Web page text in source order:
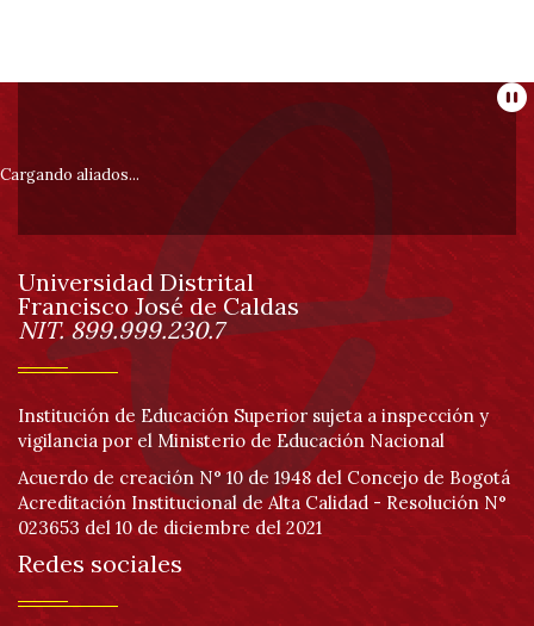
Información
pie
de
página
Cargando aliados...
Información
Universidad Distrital
Francisco José de Caldas
NIT. 899.999.230.7
Institución de Educación Superior sujeta a inspección y
vigilancia por el Ministerio de Educación Nacional
Acuerdo de creación N° 10 de 1948 del Concejo de Bogotá
Acreditación Institucional de Alta Calidad - Resolución N°
023653 del 10 de diciembre del 2021
Redes sociales